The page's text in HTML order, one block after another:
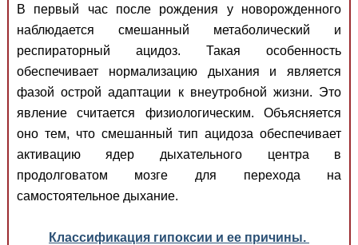
В первый час после рождения у новорожденного
наблюдается смешанный метаболический и
респираторный ацидоз. Такая особенность
обеспечивает нормализацию дыхания и является
фазой острой адаптации к внеутробной жизни. Это
явление считается физиологическим. Объясняется
оно тем, что смешанный тип ацидоза обеспечивает
активацию ядер дыхательного центра в
продолговатом мозге для перехода на
самостоятельное дыхание.
Классификация гипоксии и ее причины.